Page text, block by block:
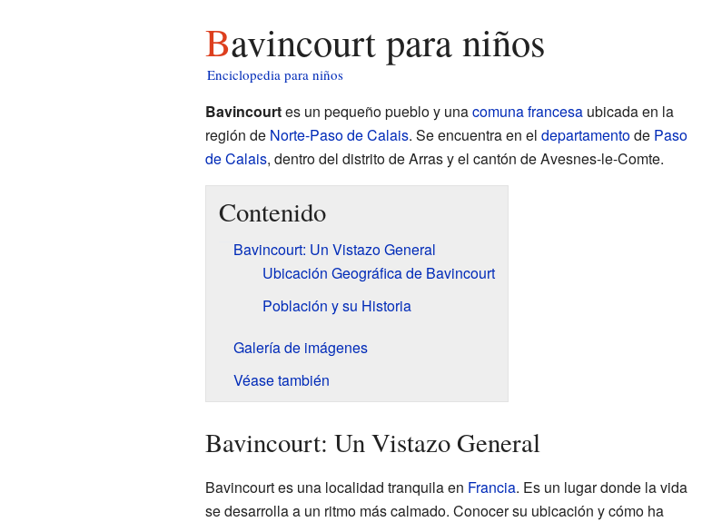
Bavincourt para niños
Enciclopedia para niños
Bavincourtes un pequeño pueblo y unacomuna francesaubicada en la
región de Norte-Paso de Calais. Se encuentra en el departamentode Paso
de Calais, dentro del distrito de Arras y el cantón de Avesnes-le-Comte.
Contenido
Bavincourt: Un Vistazo General
Ubicación Geográfica de Bavincourt
Población y su Historia
Galería de imágenes
Véase también
Bavincourt: Un Vistazo General
Bavincourt es una localidad tranquila en Francia. Es un lugar donde la vida
se desarrolla a un ritmo más calmado. Conocer su ubicación y cómo ha